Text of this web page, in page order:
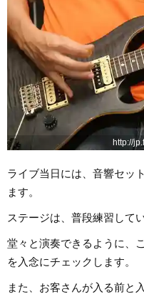
http://
ライブ当日には、音響セッ
ます。
ステージは、普段練習して
堂々と演奏できるように、
を入念にチェックします。
また、お客さんが入る前と